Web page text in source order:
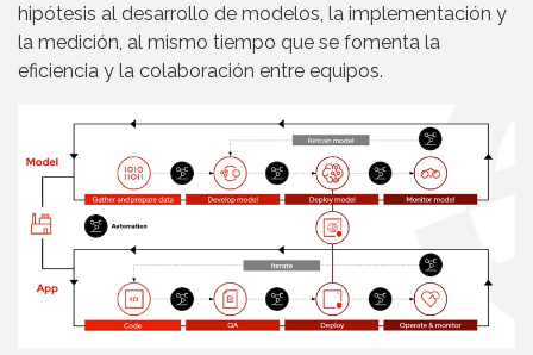
hipótesis al desarrollo de modelos, la implementación y
la medición, al mismo tiempo que se fomenta la
eficiencia y la colaboración entre equipos.